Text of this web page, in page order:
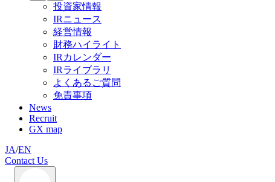
投資家情報
IRニュース
経営情報
財務ハイライト
IRカレンダー
IRライブラリ
よくあるご質問
免責事項
News
Recruit
GX map
JA/EN
Contact Us